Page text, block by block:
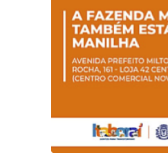
Magalhães Seabra